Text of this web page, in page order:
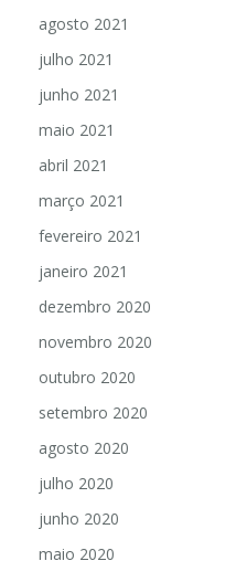
agosto 2021
julho 2021
junho 2021
maio 2021
abril 2021
março 2021
fevereiro 2021
janeiro 2021
dezembro 2020
novembro 2020
outubro 2020
setembro 2020
agosto 2020
julho 2020
junho 2020
maio 2020